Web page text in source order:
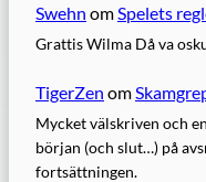
Swehn omSpelets
Grattis Wilma Då va
TigerZen om
Mycket välskriven och
början (och slut…) på
fortsättningen.